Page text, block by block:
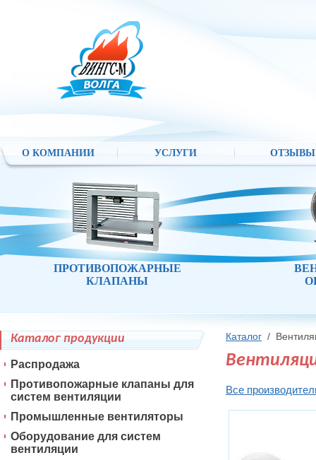
О КОМПАНИИ УСЛУГИ ОТЗЫВЫ
ПРОТИВОПОЖАРНЫЕ
КЛАПАНЫ
Каталог /
Все
Каталог продукции
Распродажа
Противопожарные клапаны для
систем вентиляции
Промышленные вентиляторы
Оборудование для систем
вентиляции